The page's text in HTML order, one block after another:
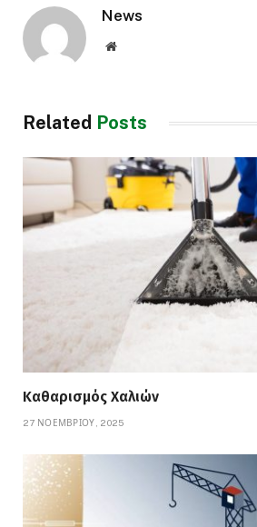
News
Website
Related Posts
Καθαρισμός Χαλιών
27 ΝΟΕΜΒΡΊΟΥ, 2025